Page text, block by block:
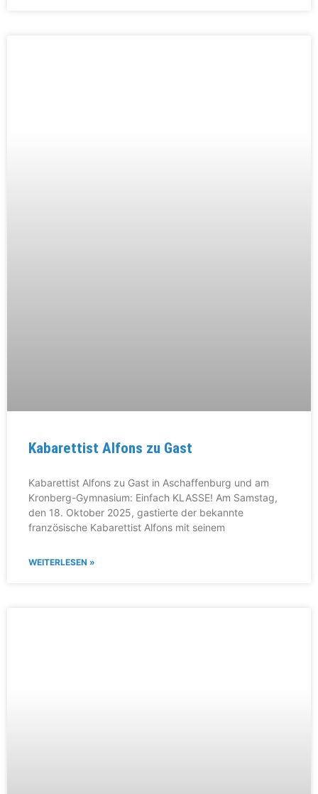
Kabarettist Alfons zu Gast
Kabarettist Alfons zu Gast in Aschaffenburg und am
Kronberg-Gymnasium: Einfach KLASSE! Am Samstag,
den 18. Oktober 2025, gastierte der bekannte
französische Kabarettist Alfons mit seinem
WEITERLESEN »